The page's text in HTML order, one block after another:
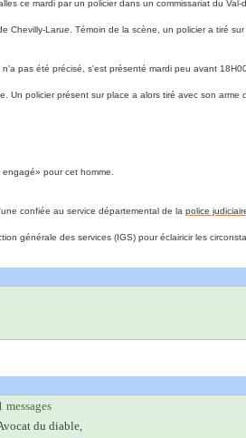
ce mardi par un policier dans un commissariat du Val-
Chevilly-Larue. Témoin de la scène, un policier a tiré
pas été précisé, s'est présenté mardi peu avant
policier présent sur place a alors tiré avec son arme
pour cet homme.
confiée au service départemental de la police
générale des services (IGS) pour éclairicir les
messages
du diable,